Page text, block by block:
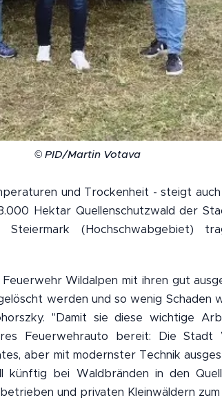
© PID/Martin Votava
und Trockenheit - steigt
Hektar Quellenschutzwald der
Steiermark (Hochschwabgebiet)
Wildalpen mit ihren gut
werden und so wenig
"Damit sie diese wichtige
Feuerwehrauto bereit: Die Stadt
aber mit modernster Technik
künftig bei Waldbränden in den
und privaten Kleinwäldern zum